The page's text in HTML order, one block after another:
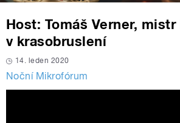
Host: Tomáš Verner, mistr
v krasobruslení
14. leden 2020
Noční Mikrofórum